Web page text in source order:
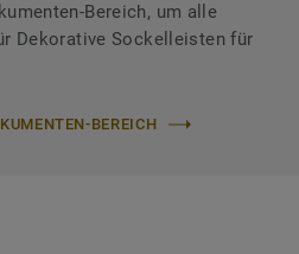
Bereich, um alle
Dekorative Sockelleisten für
BEREICH